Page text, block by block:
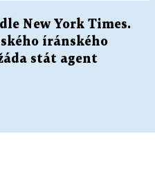
New York Times.
íránského
stát agent